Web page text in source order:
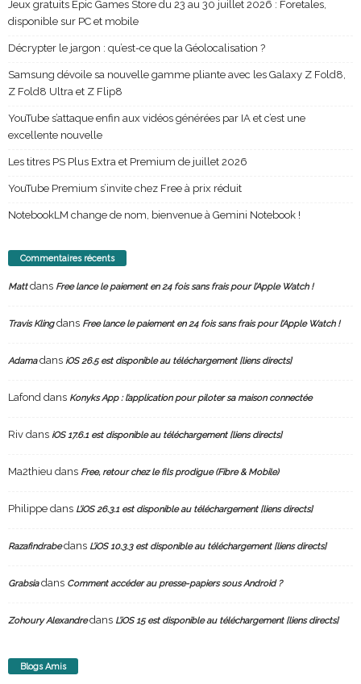
Jeux gratuits Epic Games Store du 23 au 30 juillet 2026 : Foretales,
disponible sur PC et mobile
Décrypter le jargon : qu’est-ce que la Géolocalisation ?
Samsung dévoile sa nouvelle gamme pliante avec les Galaxy Z Fold8,
Z Fold8 Ultra et Z Flip8
YouTube s’attaque enfin aux vidéos générées par IA et c’est une
excellente nouvelle
Les titres PS Plus Extra et Premium de juillet 2026
YouTube Premium s’invite chez Free à prix réduit
NotebookLM change de nom, bienvenue à Gemini Notebook !
Commentaires récents
Mattdans Free lance le paiement en 24 fois sans frais pour l’Apple Watch !
Travis Klingdans Free lance le paiement en 24 fois sans frais pour l’Apple Watch !
Adamadans iOS 26.5 est disponible au téléchargement [liens directs]
Lafond dans Konyks App : l’application pour piloter sa maison connectée
Riv dans iOS 17.6.1 est disponible au téléchargement [liens directs]
Ma2thieu dans Free, retour chez le fils prodigue (Fibre & Mobile)
Philippe dans L’iOS 26.3.1 est disponible au téléchargement [liens directs]
Razafindrabedans L’iOS 10.3.3 est disponible au téléchargement [liens directs]
Grabsiadans Comment accéder au presse-papiers sous Android ?
Zohoury Alexandredans L’iOS 15 est disponible au téléchargement [liens directs]
Blogs Amis